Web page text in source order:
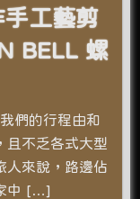
手工藝剪
BELL 螺
們的行程由和
且不乏各式大型
人來說，路邊佔
中 […]